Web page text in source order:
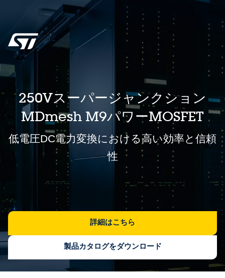
250Vスーパージャンクション
MDmesh M9パワーMOSFET
低電圧DC電力変換における高い効率と信頼
性
詳細はこちら
製品カタログをダウンロード